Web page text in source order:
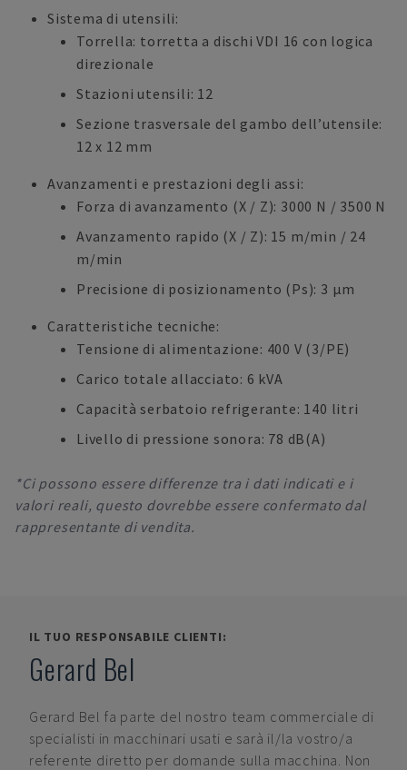
Sistema di utensili:
Torrella: torretta a dischi VDI 16 con logica
direzionale
Stazioni utensili: 12
Sezione trasversale del gambo dell’utensile:
12 x 12 mm
Avanzamenti e prestazioni degli assi:
Forza di avanzamento (X / Z): 3000 N / 3500 N
Avanzamento rapido (X / Z): 15 m/min / 24
m/min
Precisione di posizionamento (Ps): 3 µm
Caratteristiche tecniche:
Tensione di alimentazione: 400 V (3/PE)
Carico totale allacciato: 6 kVA
Capacità serbatoio refrigerante: 140 litri
Livello di pressione sonora: 78 dB(A)
*Ci possono essere differenze tra i dati indicati e i
valori reali, questo dovrebbe essere confermato dal
rappresentante di vendita.
IL TUO RESPONSABILE CLIENTI:
Gerard Bel
Gerard Bel fa parte del nostro team commerciale di
specialisti in macchinari usati e sarà il/la vostro/a
referente diretto per domande sulla macchina. Non